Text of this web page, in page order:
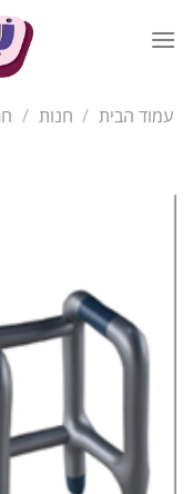
עמוד הבית / חנות /